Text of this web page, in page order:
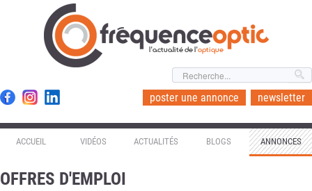
l'actualité de l'optique
poster une annonce newsletter
ACCUEIL VIDÉOS ACTUALITÉS BLOGS ANNONCES
OFFRES D'EMPLOI